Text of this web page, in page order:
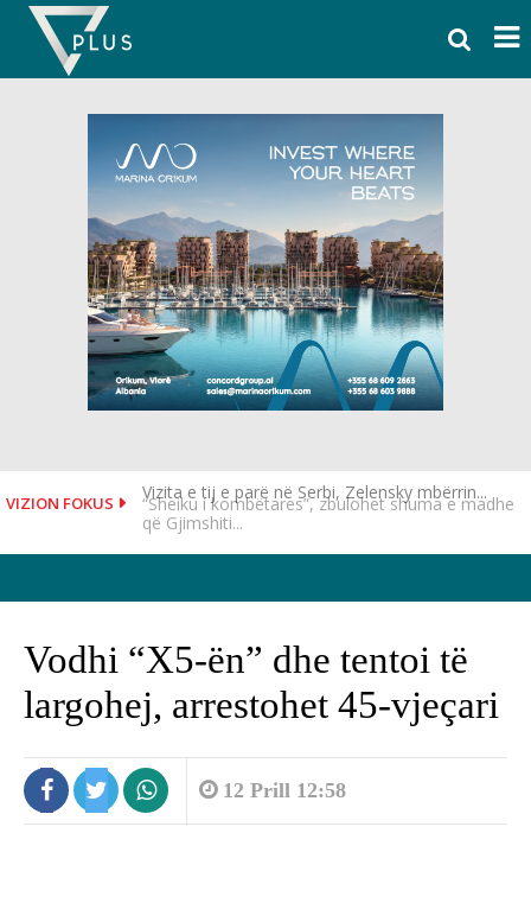
Skip
content
VIZION FOKUS
“Sheiku i kombëtares”, zbulohet shuma e madhe
që Gjimshiti...
Vodhi “X5-ën” dhe tentoi të
largohej, arrestohet 45-vjeçari
12 Prill 12:58